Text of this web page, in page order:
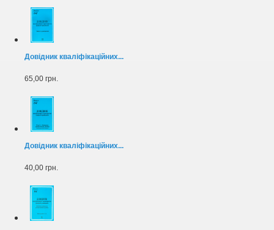
Довідник кваліфікаційних...
65,00 грн.
Довідник кваліфікаційних...
40,00 грн.